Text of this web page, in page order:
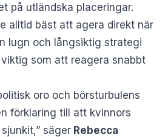
på utländska placeringar.
alltid bäst att agera direkt när
lugn och långsiktig strategi
som att reagera snabbt
oro och börsturbulens
förklaring till att kvinnors
säger Rebecca